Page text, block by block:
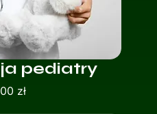
pediatry
złCena